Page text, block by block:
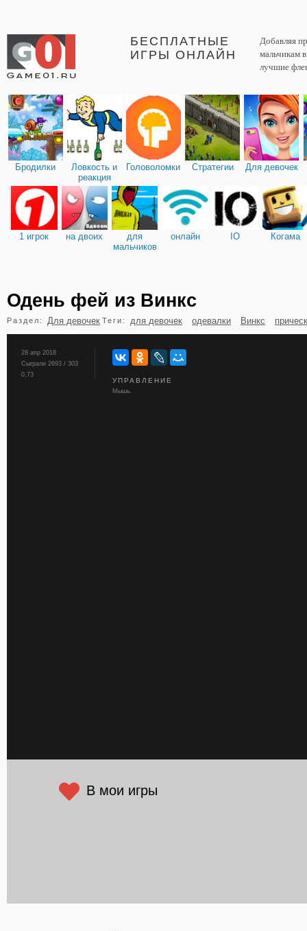
БЕСПЛАТНЫЕ
ИГРЫ ОНЛАЙН
Добавляя
мальчикам
лучшие
Бродилки
Ловкость и
реакция
Головоломки Стратегии Для девочек
1 игрок на двоих
для
мальчиков
онлайн IO Когама
бильярд карты
Одень фей из Винкс
Раздел: Для девочек Теги: для девочек одевалки Винкс
28 апр 2018
Сыграли 2693 / 303
0,73
УПРАВЛЕНИЕ
Мышь.
В мои игры